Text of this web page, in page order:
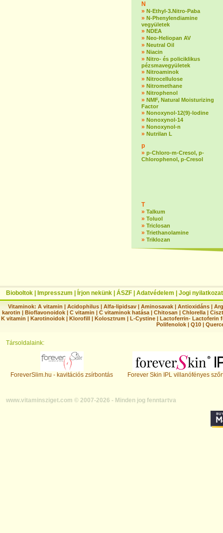
N
» N-Ethyl-3.Nitro-Paba
» N-Phenylendiamine
vegyületek
» NDEA
» Neo-Heliopan AV
» Neutral Oil
» Niacin
» Nitro- és policiklikus
pézsmavegyületek
» Nitroaminok
» Nitrocellulose
» Nitromethane
» Nitrophenol
» NMF, Natural Moisturizing
Factor
» Nonoxynol-12(9)-lodine
» Nonoxynol-14
» Nonoxynol-n
» Nutrilan L
p
» p-Chloro-m-Cresol, p-
Chlorophenol, p-Cresol
T
» Talkum
» Toluol
» Triclosan
» Triethanolamine
» Triklozan
Bioboltok Impresszum Írjon nekünk ÁSZF Adatvédelem Jogi nyilatkozat
Vitaminok: A vitamin |Acidophilus |Alfa-lipidsav |Aminosavak |Antioxidáns |
karotin | Bioflavonoidok | C vitamin | C vitaminok hatása | Chitosan | Chlorella |
K vitamin | Karotinoidok | Klorofill | Kolosztrum | L-Cystine | Lactoferrin- Lactoferin
Polifenolok |Q10 |
Társoldalaink:
ForeverSlim.hu - kavitációs zsírbontás Forever Skin IPL villanófényes
www.vitaminsziget.com © 2007-2026 - Minden jog fenntartva